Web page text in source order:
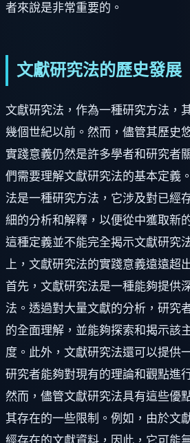
者來說是非常重要的。
文獻研究法的歷史發展
文獻研究法，作為一種研究方法，
幾個世紀以前。然而，儘管其歷史
實踐意義仍然是許多學者和研究者
們需要理解文獻研究法的基本定義
法是一種研究方法，它涉及對已經
細的分析和解釋，以便從中獲取新
這種定義並不能完全揭示文獻研究
上，文獻研究法的實踐意義遠遠超
首先，文獻研究法是一種能夠提供
法。透過對大量文獻的分析，研究
的全面理解，並能夠探索和揭示該
度。此外，文獻研究法還可以提供
研究者能夠對現有的理論和觀點進
然而，儘管文獻研究法具有這些優
其存在的一些限制。例如，由於文